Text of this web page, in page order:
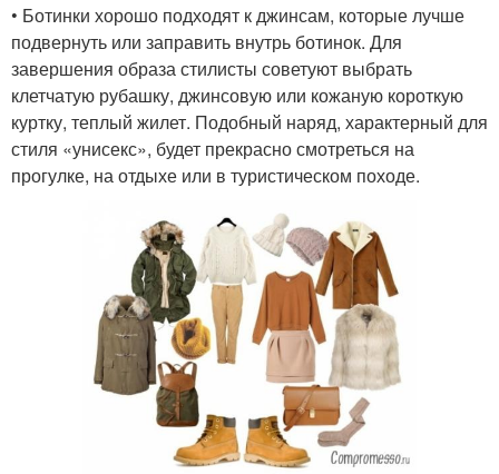
• Ботинки хорошо подходят к джинсам, которые лучше
подвернуть или заправить внутрь ботинок. Для
завершения образа стилисты советуют выбрать
клетчатую рубашку, джинсовую или кожаную короткую
куртку, теплый жилет. Подобный наряд, характерный для
стиля «унисекс», будет прекрасно смотреться на
прогулке, на отдыхе или в туристическом походе.